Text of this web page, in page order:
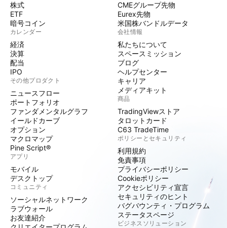
株式
ETF
暗号コイン
カレンダー
経済
決算
配当
IPO
その他プロダクト
ニュースフロー
ポートフォリオ
ファンダメンタルグラフ
イールドカーブ
オプション
マクロマップ
Pine Script®
アプリ
モバイル
デスクトップ
コミュニティ
ソーシャルネットワーク
ラブウォール
お友達紹介
CMEグループ先物
Eurex先物
米国株バンドルデータ
会社情報
私たちについて
スペースミッション
ブログ
ヘルプセンター
キャリア
メディアキット
商品
TradingViewストア
タロットカード
C63 TradeTime
ポリシーとセキュリティ
利用規約
免責事項
プライバシーポリシー
Cookieポリシー
アクセシビリティ宣言
セキュリティのヒント
バグバウンティ・プログラム
ステータスページ
ビジネスソリューション